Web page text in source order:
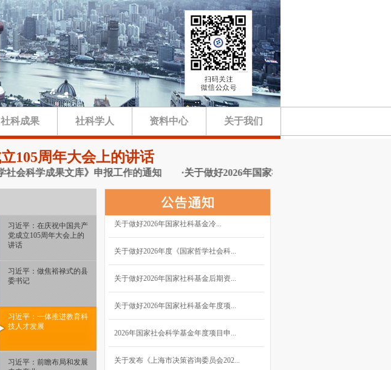
社科成果 社科学人 资料中心 关于我们
105周年大会上的讲话
成果文库》申报工作的通知 ·关于做好2026年国家社科基金冷门绝学研究专项申报工
习近平：在庆祝中国共产
党成立105周年大会上的
讲话
习近平：做焦裕禄式的县
委书记
习近平：一体推进教育科
技人才发展
习近平：前瞻布局和发展
关于做好2026年国家社科基金冷...
关于做好2026年度《国家哲学社会科...
关于做好2026年国家社科基金后期资...
关于做好2026年国家社科基金年度项...
2026年国家社会科学基金年度项目申...
关于发布《上海市决策咨询委员会202...